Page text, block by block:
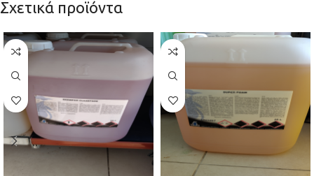
Σχετικά προϊόντα